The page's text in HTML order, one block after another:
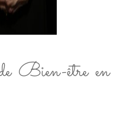
Bien-être en